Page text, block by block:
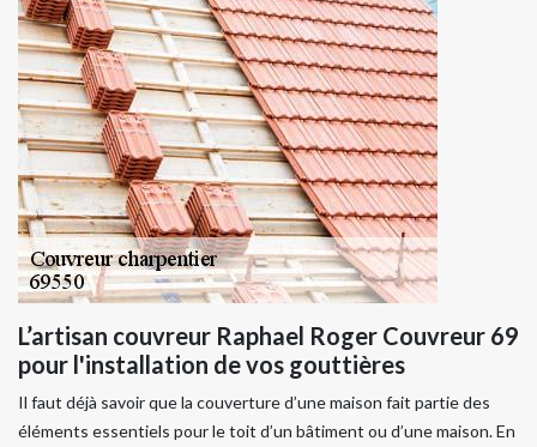
L’artisan couvreur Raphael Roger Couvreur 69
pour l'installation de vos gouttières
Il faut déjà savoir que la couverture d’une maison fait partie des
éléments essentiels pour le toit d’un bâtiment ou d’une maison. En